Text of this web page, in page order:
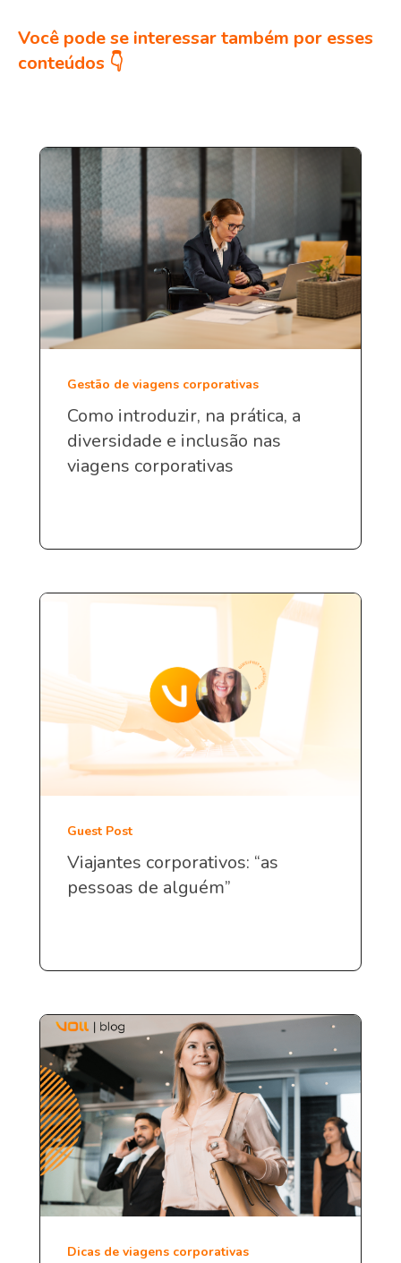
Você pode se interessar também por esses
conteúdos 👇
Gestão de viagens corporativas
Como introduzir, na prática, a
diversidade e inclusão nas
viagens corporativas
Guest Post
Viajantes corporativos: “as
pessoas de alguém”
Dicas de viagens corporativas